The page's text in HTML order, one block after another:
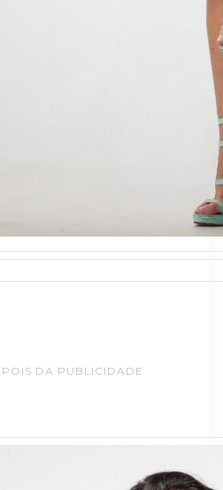
DA PUBLICIDADE